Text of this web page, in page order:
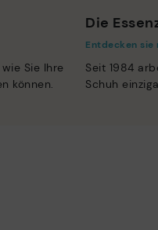
Sie Ihre
können.
Die
Entdecken sie
Seit 1984
Schuh